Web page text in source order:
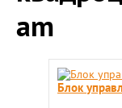
am
Блок